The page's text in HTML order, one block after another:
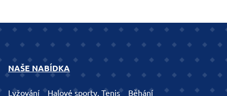
NAŠE NABÍDKA
Lyžování Halové sporty, Tenis
Běhání